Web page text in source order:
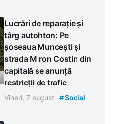
Lucrări de reparație și
târg autohton: Pe
șoseaua Muncești și
strada Miron Costin din
capitală se anunță
restricții de trafic
Vineri, 7 august #Social